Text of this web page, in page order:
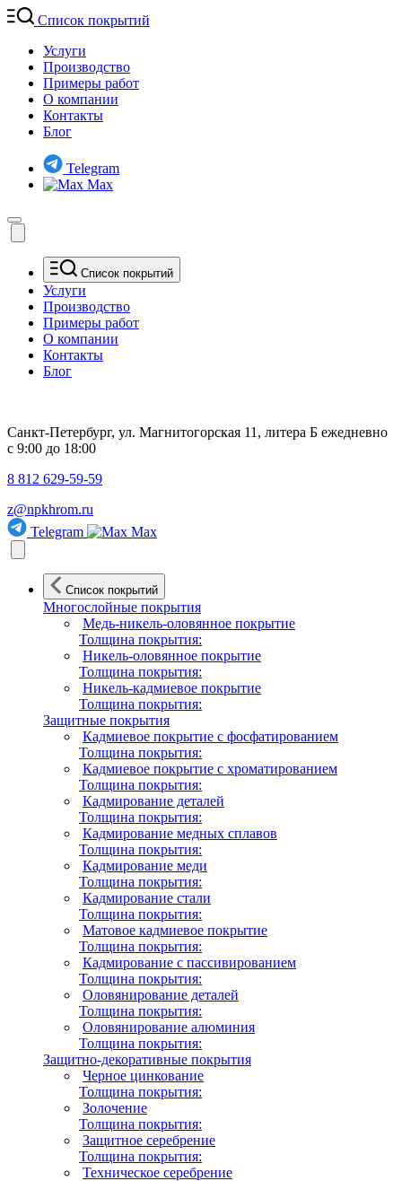
Список покрытий
Услуги
Производство
Примеры работ
О компании
Контакты
Блог
Telegram
Max
Список покрытий
Услуги
Производство
Примеры работ
О компании
Контакты
Блог
Санкт-Петербург, ул. Магнитогорская 11, литера Б ежедневно
с 9:00 до 18:00
8 812 629-59-59
z@npkhrom.ru
Telegram
Max
Список покрытий
Многослойные покрытия
Медь-никель-оловянное покрытие
Толщина покрытия:
Никель-оловянное покрытие
Толщина покрытия:
Никель-кадмиевое покрытие
Толщина покрытия:
Защитные покрытия
Кадмиевое покрытие с фосфатированием
Толщина покрытия:
Кадмиевое покрытие с хроматированием
Толщина покрытия:
Кадмирование деталей
Толщина покрытия:
Кадмирование медных сплавов
Толщина покрытия:
Кадмирование меди
Толщина покрытия:
Кадмирование стали
Толщина покрытия:
Матовое кадмиевое покрытие
Толщина покрытия:
Кадмирование с пассивированием
Толщина покрытия:
Оловянирование деталей
Толщина покрытия:
Оловянирование алюминия
Толщина покрытия:
Защитно-декоративные покрытия
Черное цинкование
Толщина покрытия:
Золочение
Толщина покрытия:
Защитное серебрение
Толщина покрытия:
Техническое серебрение